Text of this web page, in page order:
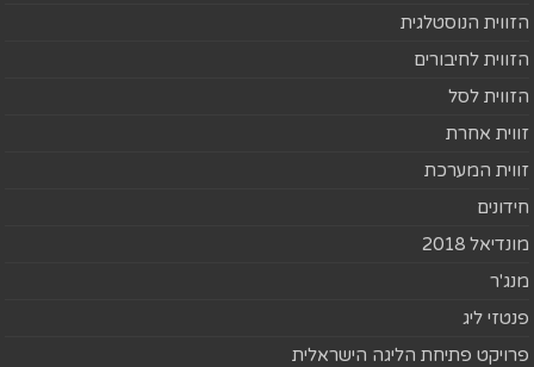
הזווית הנוסטלגית
הזווית לחיבורים
הזווית לסל
זווית אחרת
זווית המערכת
חידונים
מונדיאל 2018
מנג'ר
פנטזי ליג
פרויקט פתיחת הליגה הישראלית